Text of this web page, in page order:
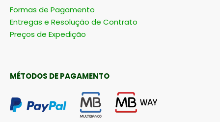
Formas de Pagamento
Entregas e Resolução de Contrato
Preços de Expedição
MÉTODOS DE PAGAMENTO